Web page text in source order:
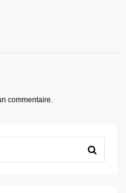
commentaire.